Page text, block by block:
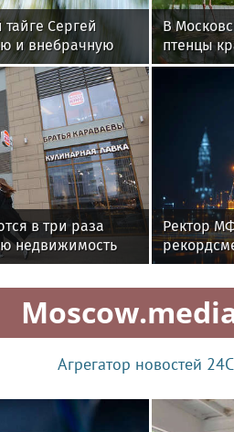
Сергей
и внебрачную
В
птенцы
в три раза
недвижимость
Ректор
Агрегатор новостей